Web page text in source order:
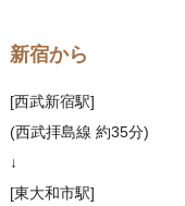
新宿から
[西武新宿駅]
(西武拝島線 約35分)
↓
[東大和市駅]